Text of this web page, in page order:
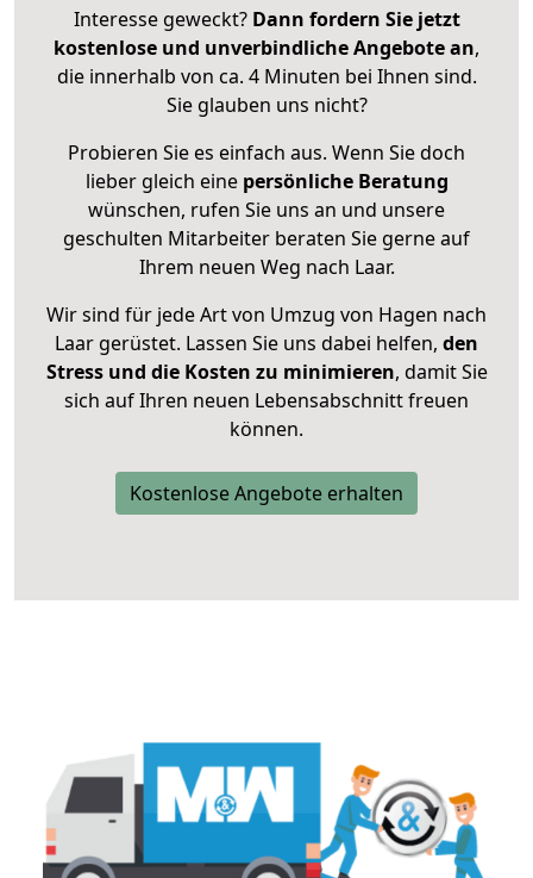
Interesse geweckt? Dann fordern Sie jetzt
kostenlose und unverbindliche Angebote an,
die innerhalb von ca. 4 Minuten bei Ihnen sind.
Sie glauben uns nicht?
Probieren Sie es einfach aus. Wenn Sie doch
lieber gleich eine persönliche Beratung
wünschen, rufen Sie uns an und unsere
geschulten Mitarbeiter beraten Sie gerne auf
Ihrem neuen Weg nach Laar.
Wir sind für jede Art von Umzug von Hagen nach
Laar gerüstet. Lassen Sie uns dabei helfen, den
Stress und die Kosten zu minimieren, damit Sie
sich auf Ihren neuen Lebensabschnitt freuen
können.
Kostenlose Angebote erhalten